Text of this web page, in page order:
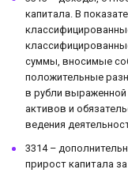
капитала. В
суммы, вносимые
положительные
в рубли
активов и
ведения
3314 –
прирост капитала